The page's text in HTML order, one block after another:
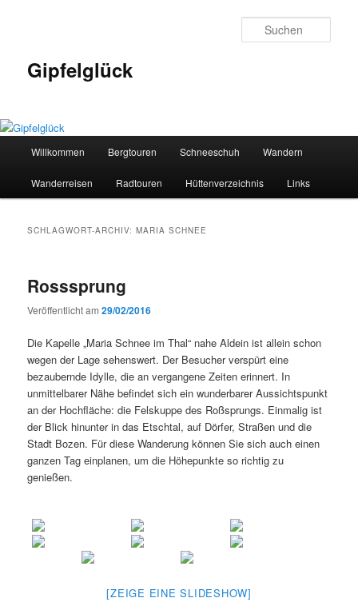
Gipfelglück
Willkommen Bergtouren Schneeschuh Wandern
Wanderreisen Radtouren Hüttenverzeichnis Links
SCHLAGWORT-ARCHIV:MARIA SCHNEE
Rosssprung
Veröffentlicht am29/02/2016
Die Kapelle „Maria Schnee im Thal“ nahe Aldein ist allein schon
wegen der Lage sehenswert. Der Besucher verspürt eine
bezaubernde Idylle, die an vergangene Zeiten erinnert. In
unmittelbarer Nähe befindet sich ein wunderbarer Aussichtspunkt
an der Hochfläche: die Felskuppe des Roßsprungs. Einmalig ist
der Blick hinunter in das Etschtal, auf Dörfer, Straßen und die
Stadt Bozen. Für diese Wanderung können Sie sich auch einen
ganzen Tag einplanen, um die Höhepunkte so richtig zu
genießen.
[ZEIGE EINE SLIDESHOW]